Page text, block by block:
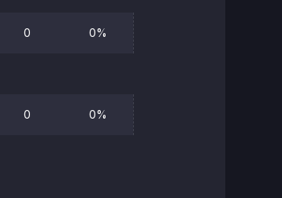
0 0%
0 0%